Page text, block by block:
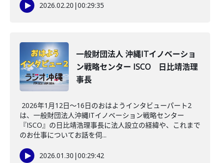
2026.02.20 |00:29:35
一般財団法人 沖縄ITイノベーショ
ン戦略センター ISCO 日比靖浩理
事長
2026年1月12日～16日のおはようインタビューパート2
は、一般財団法人沖縄ITイノベーション戦略センター
『ISCO』の日比靖浩理事長に法人設立の経緯や、これまで
のお仕事についてお話を伺...
2026.01.30 |00:29:42